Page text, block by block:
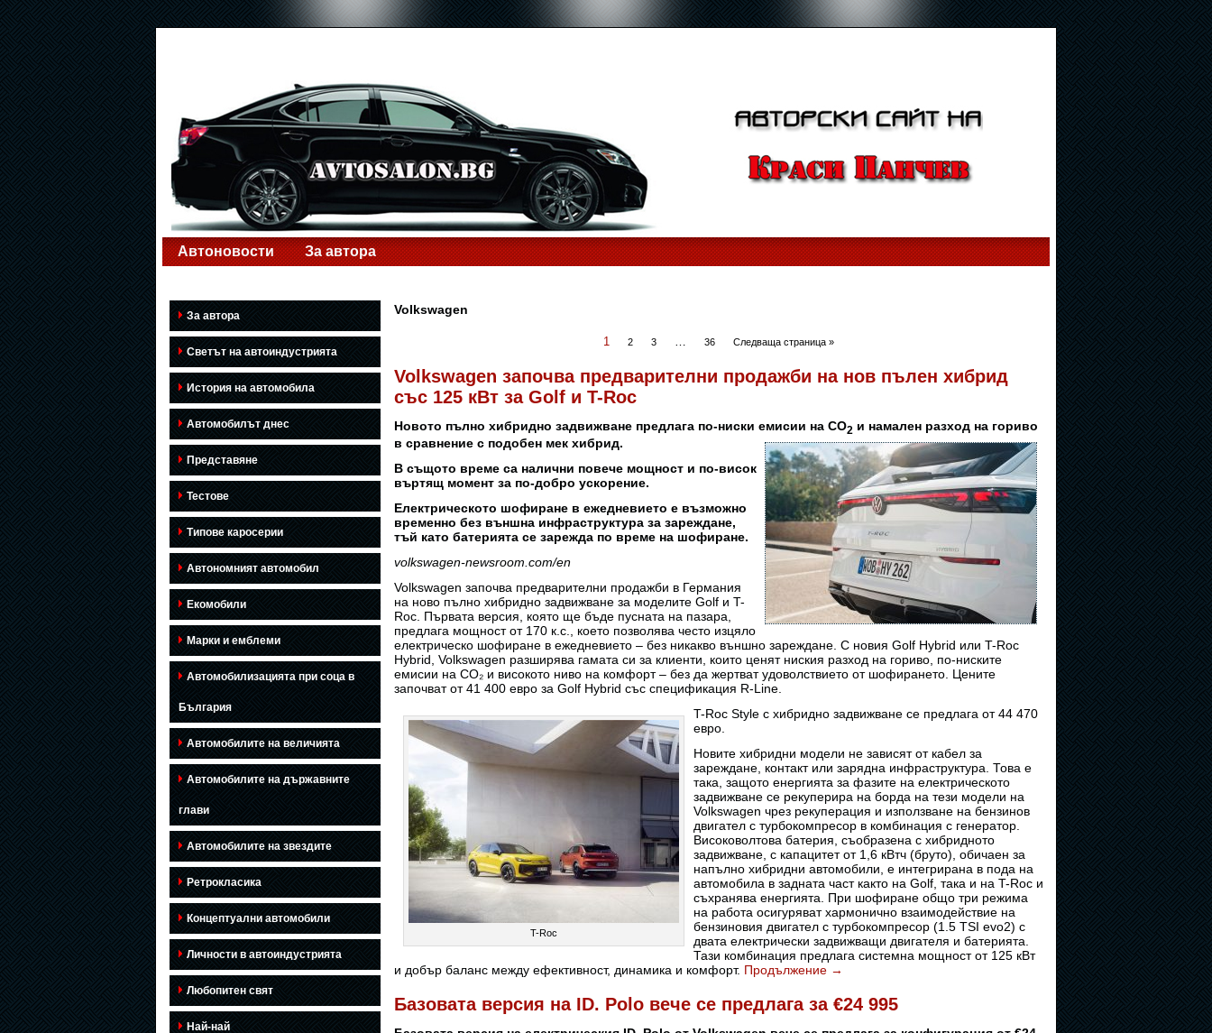
Автоновости За автора
За автора
Светът на автоиндустрията
История на автомобила
Автомобилът днес
Представяне
Тестове
Типове каросерии
Автономният автомобил
Екомобили
Марки и емблеми
Автомобилизацията при соца в
България
Автомобилите на величията
Автомобилите на държавните
глави
Автомобилите на звездите
Ретрокласика
Концептуални автомобили
Личности в автоиндустрията
Любопитен свят
Най-най
Volkswagen
1 2 3 … 36 Следваща страница »
Volkswagen започва предварителни продажби на нов пълен хибрид
със 125 кВт за Golf и T-Roc
Новото пълно хибридно задвижване предлага по-ниски емисии на CO2 и намален разход на гориво
в сравнение с подобен мек хибрид.
В същото време са налични повече мощност и по-висок
въртящ момент за по-добро ускорение.
Електрическото шофиране в ежедневието е възможно
временно без външна инфраструктура за зареждане,
тъй като батерията се зарежда по време на шофиране.
volkswagen-newsroom.com/en
Volkswagen започва предварителни продажби в Германия
на ново пълно хибридно задвижване за моделите Golf и T-
Roc. Първата версия, която ще бъде пусната на пазара,
предлага мощност от 170 к.с., което позволява често изцяло
електрическо шофиране в ежедневието – без никакво външно зареждане. С новия Golf Hybrid или T-Roc
Hybrid, Volkswagen разширява гамата си за клиенти, които ценят ниския разход на гориво, по-ниските
емисии на CO₂ и високото ниво на комфорт – без да жертват удоволствието от шофирането. Цените
започват от 41 400 евро за Golf Hybrid със спецификация R-Line.
T-Roc
T-Roc Style с хибридно задвижване се предлага от 44 470
евро.
Новите хибридни модели не зависят от кабел за
зареждане, контакт или зарядна инфраструктура. Това е
така, защото енергията за фазите на електрическото
задвижване се рекуперира на борда на тези модели на
Volkswagen чрез рекуперация и използване на бензинов
двигател с турбокомпресор в комбинация с генератор.
Високоволтова батерия, съобразена с хибридното
задвижване, с капацитет от 1,6 кВтч (бруто), обичаен за
напълно хибридни автомобили, е интегрирана в пода на
автомобила в задната част както на Golf, така и на T-Roc и
съхранява енергията. При шофиране общо три режима
на работа осигуряват хармонично взаимодействие на
бензиновия двигател с турбокомпресор (1.5 TSI evo2) с
двата електрически задвижващи двигателя и батерията.
Тази комбинация предлага системна мощност от 125 кВт
и добър баланс между ефективност, динамика и комфорт. Продължение →
Базовата версия на ID. Polo вече се предлага за €24 995